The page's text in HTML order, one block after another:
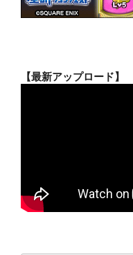
【最新アップロード】